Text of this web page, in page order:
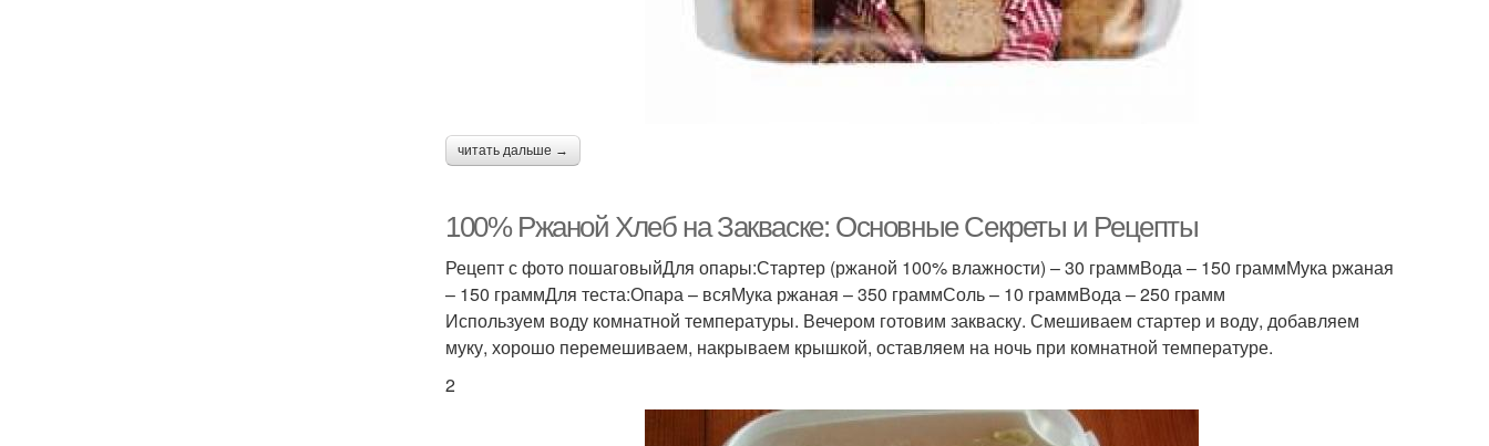
читать дальше →
100% Ржаной Хлеб на Закваске: Основные Секреты и Рецепты
Рецепт с фото пошаговыйДля опары:Стартер (ржаной 100% влажности) – 30 граммВода – 150 граммМука ржаная
– 150 граммДля теста:Опара – всяМука ржаная – 350 граммСоль – 10 граммВода – 250 грамм
Используем воду комнатной температуры. Вечером готовим закваску. Смешиваем стартер и воду, добавляем
муку, хорошо перемешиваем, накрываем крышкой, оставляем на ночь при комнатной температуре.
2